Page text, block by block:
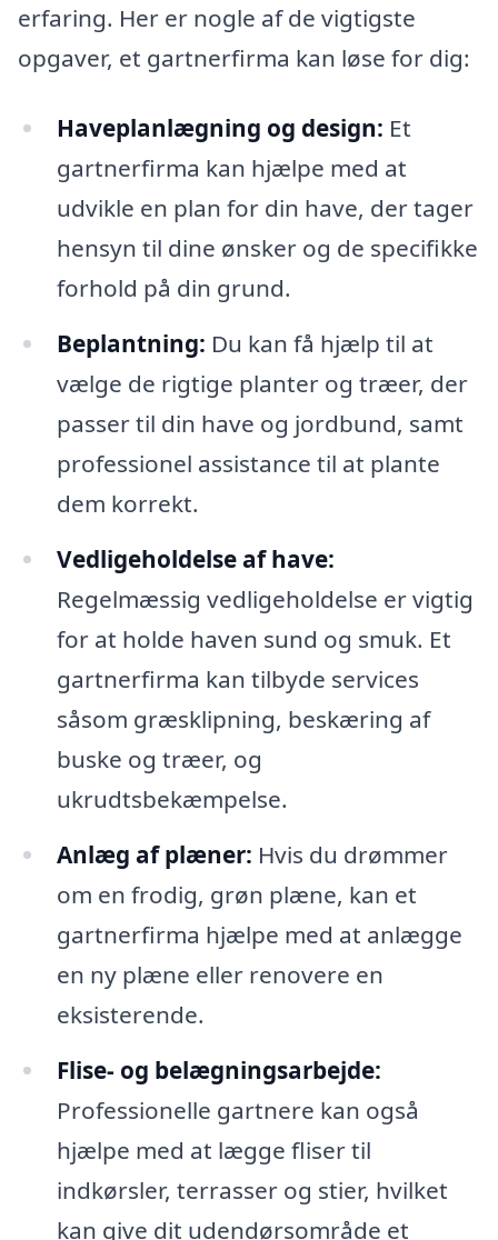
erfaring. Her er nogle af de vigtigste
opgaver, et gartnerfirma kan løse for dig:
Haveplanlægning og design: Et
gartnerfirma kan hjælpe med at
udvikle en plan for din have, der tager
hensyn til dine ønsker og de specifikke
forhold på din grund.
Beplantning: Du kan få hjælp til at
vælge de rigtige planter og træer, der
passer til din have og jordbund, samt
professionel assistance til at plante
dem korrekt.
Vedligeholdelse af have:
Regelmæssig vedligeholdelse er vigtig
for at holde haven sund og smuk. Et
gartnerfirma kan tilbyde services
såsom græsklipning, beskæring af
buske og træer, og
ukrudtsbekæmpelse.
Anlæg af plæner: Hvis du drømmer
om en frodig, grøn plæne, kan et
gartnerfirma hjælpe med at anlægge
en ny plæne eller renovere en
eksisterende.
Flise- og belægningsarbejde:
Professionelle gartnere kan også
hjælpe med at lægge fliser til
indkørsler, terrasser og stier, hvilket
kan give dit udendørsområde et